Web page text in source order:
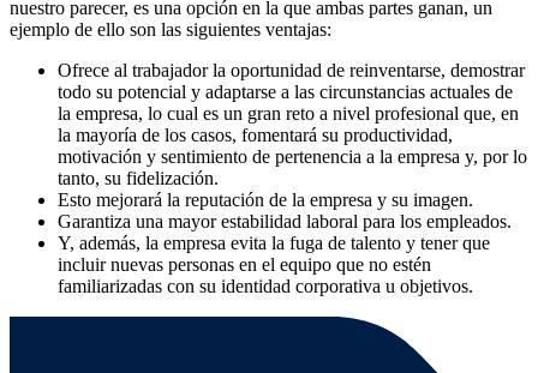
nuestro parecer, es una opción en la que ambas partes ganan, un
ejemplo de ello son las siguientes ventajas:
Ofrece al trabajador la oportunidad de reinventarse, demostrar
todo su potencial y adaptarse a las circunstancias actuales de
la empresa, lo cual es un gran reto a nivel profesional que, en
la mayoría de los casos, fomentará su productividad,
motivación y sentimiento de pertenencia a la empresa y, por lo
tanto, su fidelización.
Esto mejorará la reputación de la empresa y su imagen.
Garantiza una mayor estabilidad laboral para los empleados.
Y, además, la empresa evita la fuga de talento y tener que
incluir nuevas personas en el equipo que no estén
familiarizadas con su identidad corporativa u objetivos.